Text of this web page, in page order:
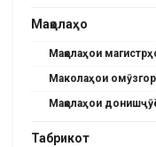
Мақолаҳо
Мақолаҳои
Маколаҳои
Мақолаҳои
Табрикот